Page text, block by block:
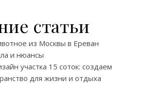
статьи
из Москвы в Ереван
и нюансы
участка 15 соток: создаем
для жизни и отдыха